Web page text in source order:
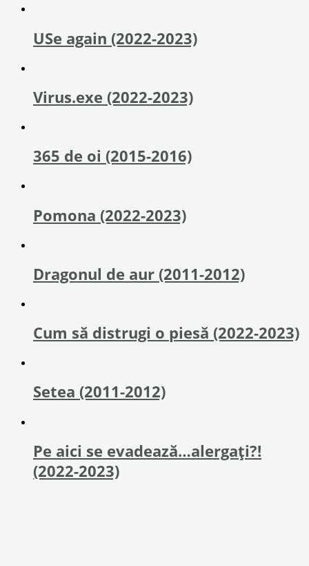
USe again (2022-2023)
Virus.exe (2022-2023)
365 de oi (2015-2016)
Pomona (2022-2023)
Dragonul de aur (2011-2012)
Cum să distrugi o piesă (2022-2023)
Setea (2011-2012)
Pe aici se evadează…alergați?!
(2022-2023)